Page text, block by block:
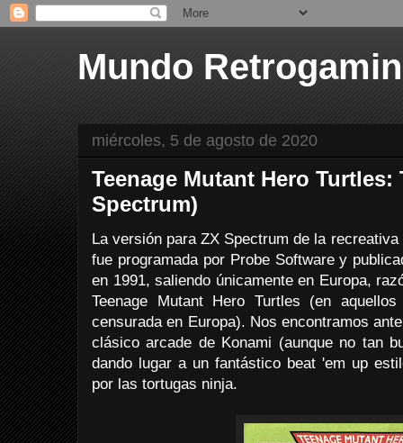
Mundo
miércoles, 5 de agosto de 2020
Teenage Mutant Hero Turtles:
Spectrum)
La versión para ZX Spectrum de la
fue programada por Probe Software y
en 1991, saliendo únicamente en Europa,
Teenage Mutant Hero Turtles (en
censurada en Europa). Nos encontramos
clásico arcade de Konami (aunque no tan
dando lugar a un fantástico beat 'em up
por las tortugas ninja.